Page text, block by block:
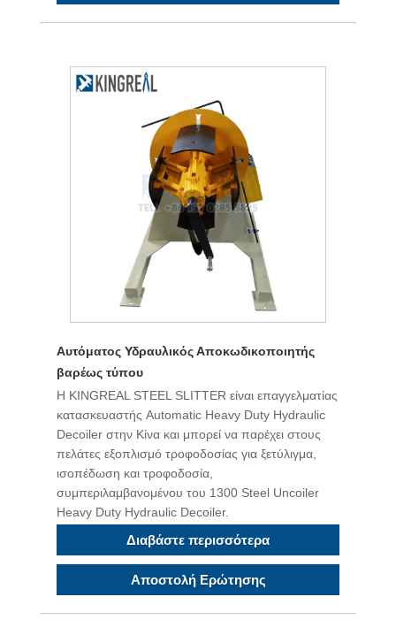
Αυτόματος Υδραυλικός Αποκωδικοποιητής
βαρέως τύπου
Η KINGREAL STEEL SLITTER είναι επαγγελματίας
κατασκευαστής Automatic Heavy Duty Hydraulic
Decoiler στην Κίνα και μπορεί να παρέχει στους
πελάτες εξοπλισμό τροφοδοσίας για ξετύλιγμα,
ισοπέδωση και τροφοδοσία,
συμπεριλαμβανομένου του 1300 Steel Uncoiler
Heavy Duty Hydraulic Decoiler.
Διαβάστε περισσότερα
Αποστολή Ερώτησης